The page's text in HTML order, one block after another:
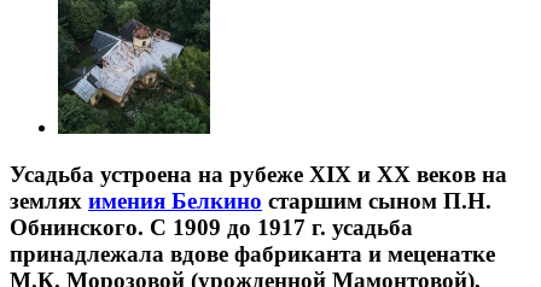
Усадьба устроена на рубеже XIX и ХХ веков на
землях имения Белкино старшим сыном П.Н.
Обнинского. С 1909 до 1917 г. усадьба
принадлежала вдове фабриканта и меценатке
М.К. Морозовой (урожденной Мамонтовой),